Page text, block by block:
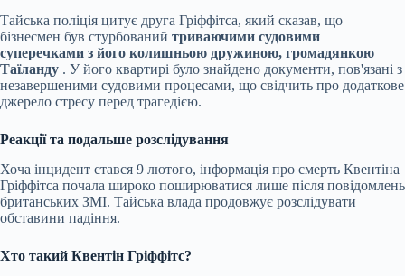
Тайська поліція цитує друга Гріффітса, який сказав, що
бізнесмен був стурбований триваючими судовими
суперечками з його колишньою дружиною, громадянкою
Таїланду . У його квартирі було знайдено документи, пов'язані з
незавершеними судовими процесами, що свідчить про додаткове
джерело стресу перед трагедією.
Реакції та подальше розслідування
Хоча інцидент стався 9 лютого, інформація про смерть Квентіна
Гріффітса почала широко поширюватися лише після повідомлень
британських ЗМІ. Тайська влада продовжує розслідувати
обставини падіння.
Хто такий Квентін Гріффітс?